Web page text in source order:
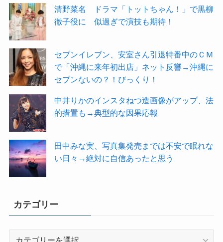
清野菜名 ドラマ「トットちゃん！」で黒柳
徹子役に 似過ぎで演技も期待！
セブンイレブン、安室さん引退特番中のＣＭ
で「沖縄に来年初出店」ネット反響→沖縄に
セブンないの？！びっくり！
中井りかのインスタねつ造画像がアップ、法
的措置も→典型的な因果応報
田中みな実、写真集発売までは不安で眠れな
い日々→絶対に自信あったと思う
カテゴリー